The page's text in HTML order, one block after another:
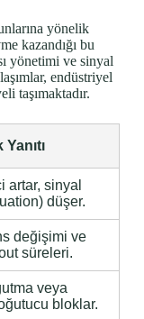
yönelik
kazandığı bu
yönetimi ve sinyal
endüstriyel
taşımaktadır.
artar, sinyal
düşer.
değişimi ve
süreleri.
veya
bloklar.